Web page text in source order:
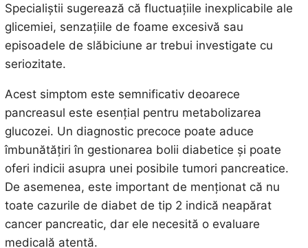
Specialiștii sugerează că fluctuațiile inexplicabile ale
glicemiei, senzațiile de foame excesivă sau
episoadele de slăbiciune ar trebui investigate cu
seriozitate.
Acest simptom este semnificativ deoarece
pancreasul este esențial pentru metabolizarea
glucozei. Un diagnostic precoce poate aduce
îmbunătățiri în gestionarea bolii diabetice și poate
oferi indicii asupra unei posibile tumori pancreatice.
De asemenea, este important de menționat că nu
toate cazurile de diabet de tip 2 indică neapărat
cancer pancreatic, dar ele necesită o evaluare
medicală atentă.